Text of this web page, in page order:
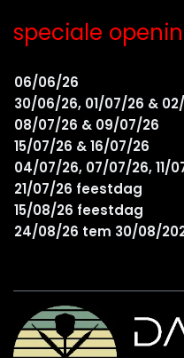
speciale
06/06/26
30/06/26, 01/07/26 &
08/07/26 & 09/07/26
15/07/26 & 16/07/26
04/07/26, 07/07/26, 11/
21/07/26 feestdag
15/08/26 feestdag
24/08/26 tem 30/08/